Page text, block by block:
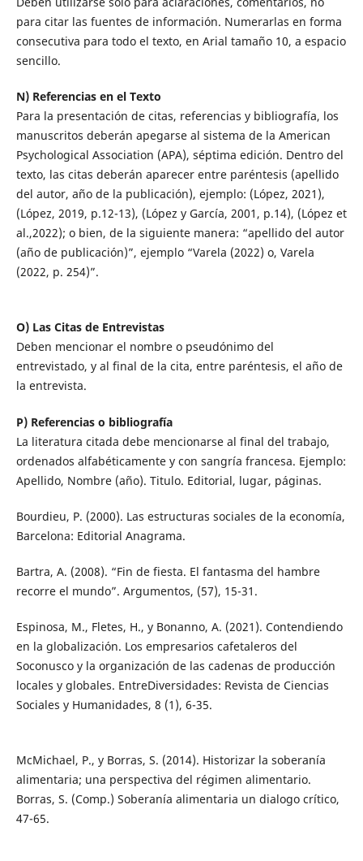
para citar las fuentes de información. Numerarlas en forma
consecutiva para todo el texto, en Arial tamaño 10, a espacio
sencillo.
N) Referencias en el Texto
Para la presentación de citas, referencias y bibliografía, los
manuscritos deberán apegarse al sistema de la American
Psychological Association (APA), séptima edición. Dentro del
texto, las citas deberán aparecer entre paréntesis (apellido
del autor, año de la publicación), ejemplo: (López, 2021),
(López, 2019, p.12-13), (López y García, 2001, p.14), (López et
al.,2022); o bien, de la siguiente manera: “apellido del autor
(año de publicación)”, ejemplo “Varela (2022) o, Varela
(2022, p. 254)”.
O) Las Citas de Entrevistas
Deben mencionar el nombre o pseudónimo del
entrevistado, y al final de la cita, entre paréntesis, el año de
la entrevista.
P) Referencias o bibliografía
La literatura citada debe mencionarse al final del trabajo,
ordenados alfabéticamente y con sangría francesa. Ejemplo:
Apellido, Nombre (año). Titulo. Editorial, lugar, páginas.
Bourdieu, P. (2000). Las estructuras sociales de la economía,
Barcelona: Editorial Anagrama.
Bartra, A. (2008). “Fin de fiesta. El fantasma del hambre
recorre el mundo”. Argumentos, (57), 15-31.
Espinosa, M., Fletes, H., y Bonanno, A. (2021). Contendiendo
en la globalización. Los empresarios cafetaleros del
Soconusco y la organización de las cadenas de producción
locales y globales. EntreDiversidades: Revista de Ciencias
Sociales y Humanidades, 8 (1), 6-35.
McMichael, P., y Borras, S. (2014). Historizar la soberanía
alimentaria; una perspectiva del régimen alimentario.
Borras, S. (Comp.) Soberanía alimentaria un dialogo crítico,
47-65.